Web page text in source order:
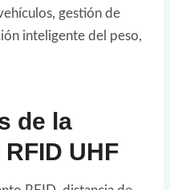
gestión de
inteligente del peso,
de la
UHF